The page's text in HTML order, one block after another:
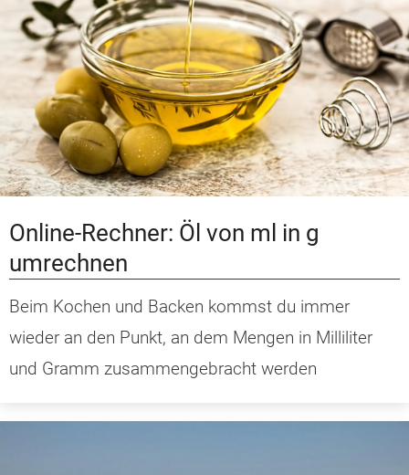
Online-Rechner: Öl von ml in g
umrechnen
Beim Kochen und Backen kommst du immer
wieder an den Punkt, an dem Mengen in Milliliter
und Gramm zusammengebracht werden